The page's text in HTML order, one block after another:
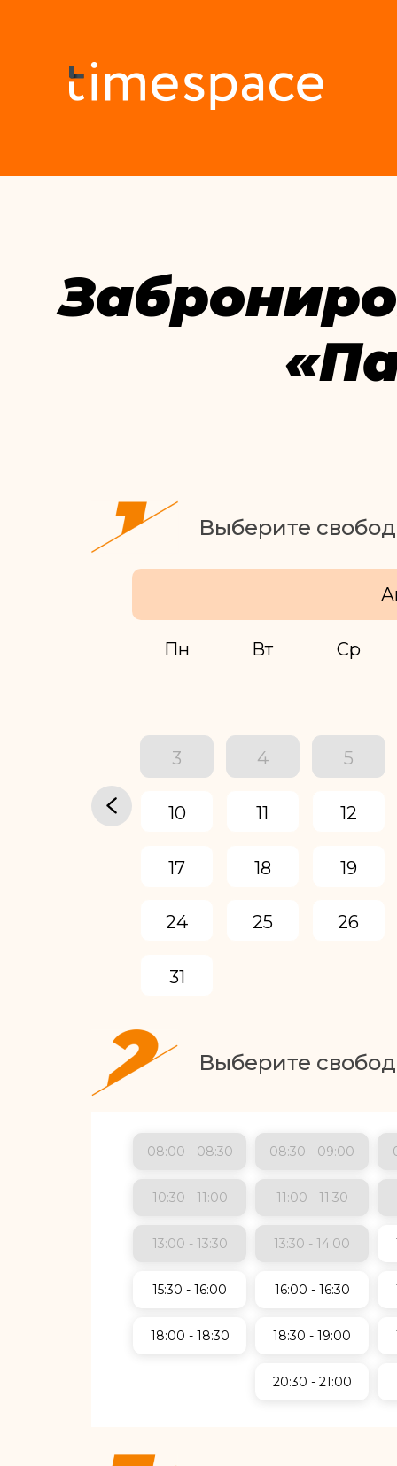
Выберите
Пн Вт Ср
3 4 5
10 11 12
17 18 19
24 25 26
31
Выберите
08:00 - 08:30 08:30 - 09:00
10:30 - 11:00 11:00 - 11:30
13:00 - 13:30 13:30 - 14:00
15:30 - 16:00 16:00 - 16:30
18:00 - 18:30 18:30 - 19:00
20:30 - 21:00